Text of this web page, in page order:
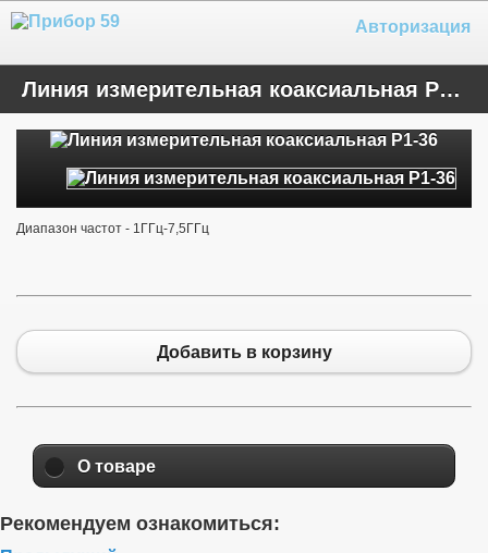
Авторизация
Линия измерительная коаксиальная Р1-36
Диапазон частот - 1ГГц-7,5ГГц
Добавить в корзину
О товаре
Рекомендуем ознакомиться: